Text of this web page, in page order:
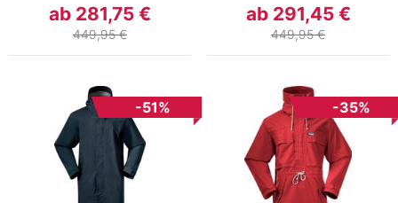
ab 281,75 €
449,95 €
ab 291,45 €
449,95 €
-51% -35%